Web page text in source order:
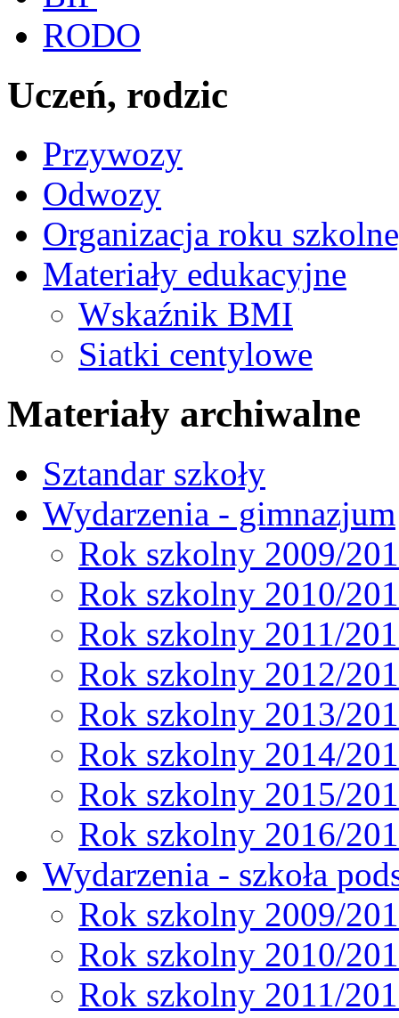
RODO
Uczeń, rodzic
Przywozy
Odwozy
Organizacja roku
Materiały edukacyjne
Wskaźnik BMI
Siatki centylowe
Materiały archiwalne
Sztandar szkoły
Wydarzenia - gimnazjum
Rok szkolny 2009/
Rok szkolny 2010/
Rok szkolny 2011/
Rok szkolny 2012/
Rok szkolny 2013/
Rok szkolny 2014/
Rok szkolny 2015/
Rok szkolny 2016/
Wydarzenia - szkoła
Rok szkolny 2009/
Rok szkolny 2010/
Rok szkolny 2011/